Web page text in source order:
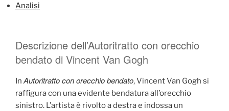
Analisi
Descrizione dell’Autoritratto con orecchio
bendato di Vincent Van Gogh
InAutoritratto con orecchio bendato, Vincent Van Gogh si
raffigura con una evidente bendatura all’orecchio
sinistro. L’artista è rivolto a destra e indossa un